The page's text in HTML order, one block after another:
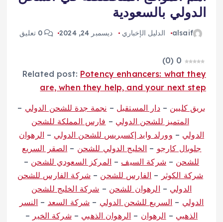
الدولي بالسعودية
alsaif الدليل الإخباري ديسمبر 24, 2024 0 تعليق
0
(
0
)
Related post: Potency enhancers: what they
are, when they help, and your next step
بريق كليين –دار المستقبل – نجمة جدة للشحن الدولي –
المتميز للشحن الدولي – فارس المملكة للشحن
الدولي – وورلد وايد إكسبريس للشحن الدولي – الرهوان
جلوبال كارجو – الخليج الدولي للشحن – الصقر السريع
للشحن – شركة السيف – المركز السعودي للشحن –
شركة الكوثر – الفارس للشحن – شركة الفارس للشحن
الدولي – الرهوان للشحن – شركة الخليج للشحن
الدولي – السريع للشحن الدولي – شركة السعد – النسر
الذهبي – الرهوان – الرهوان الذهبي – شركة الخير –